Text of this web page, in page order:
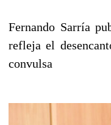
Fernando Sarría
refleja el
convulsa